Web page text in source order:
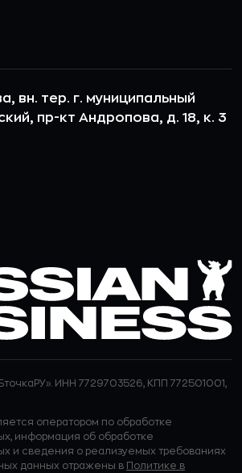
вн. тер. г. муниципальный
пр-кт Андропова, д. 18, к. 3
ИНН 7729703526, КПП 772501001,
оператором по обработке
информация об обработке
и сведения о реализуемых требованиях
данных отражены в Политике в